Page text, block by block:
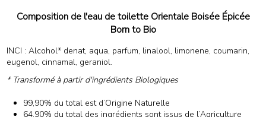
Composition de l'eau de toilette Orientale Boisée Épicée
Born to Bio
INCI : Alcohol* denat, aqua, parfum, linalool, limonene, coumarin,
eugenol, cinnamal, geraniol.
* Transformé à partir d'ingrédients Biologiques
99,90% du total est d’Origine Naturelle
64,90% du total des ingrédients sont issus de l’Agriculture